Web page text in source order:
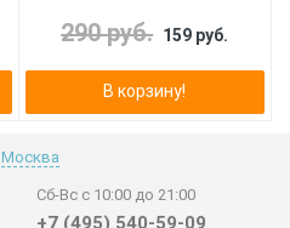
290 руб. 159 руб.
В корзину!
Москва
Сб-Вс с 10:00 до 21:00
+7 (495) 540-59-09